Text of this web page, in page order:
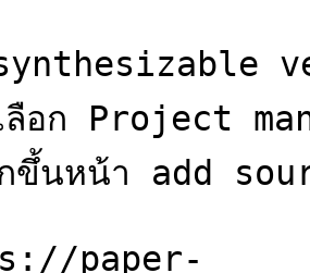
เลือก Project
กขึ้นหน้า add
paper-